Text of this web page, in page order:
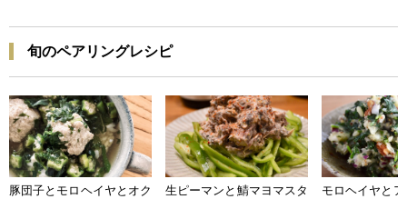
旬のペアリングレシピ
豚団子とモロヘイヤとオク
生ピーマンと鯖マヨマスタ
モロヘイヤと